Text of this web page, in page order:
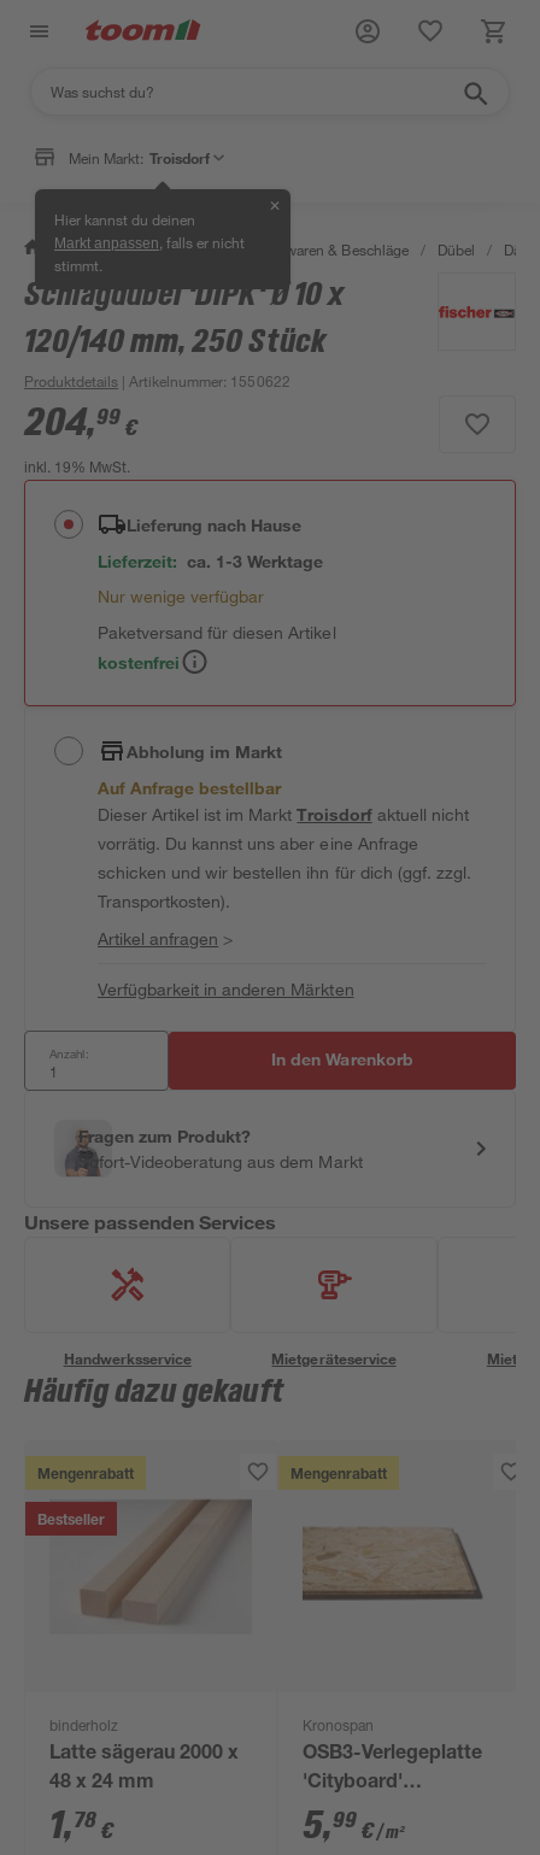
Mein Markt: Troisdorf
Hier kannst du deinen
Markt anpassen , falls er nicht
stimmt.
✕
/ Werkstatt & Maschinen / Eisenwaren & Beschläge / Dübel /
Schlagdübel 'DIPK' Ø 10 x
120/140 mm, 250 Stück
Produktdetails | Artikelnummer: 1550622
204,99 €
inkl. 19% MwSt.
Lieferung nach Hause
Lieferzeit: ca. 1-3 Werktage
Nur wenige verfügbar
Paketversand für diesen Artikel
kostenfrei
Abholung im Markt
Auf Anfrage bestellbar
Dieser Artikel ist im MarktTroisdorfaktuell nicht
vorrätig. Du kannst uns aber eine Anfrage
schicken und wir bestellen ihn für dich (ggf. zzgl.
Transportkosten).
Artikel anfragen >
Verfügbarkeit in anderen Märkten
Anzahl: In den Warenkorb
Fragen zum Produkt?
Sofort-Videoberatung aus dem Markt
Unsere passenden Services
Handwerksservice Mietgeräteservice
Häufig dazu gekauft
Mengenrabatt
Bestseller
binderholz
Latte sägerau 2000 x
48 x 24 mm
1,78 €
Mengenrabatt
Kronospan
OSB3-Verlegeplatte
'Cityboard'
ungeschliffen 1690 x
634 x 12 mm
5,99 €/ m²